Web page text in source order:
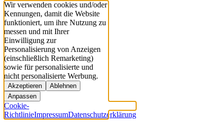
Wir verwenden cookies und/oder
Kennungen, damit die Website
funktioniert, um ihre Nutzung zu
messen und mit Ihrer
Einwilligung zur
Personalisierung von Anzeigen
(einschließlich Remarketing)
sowie für personalisierte und
nicht personalisierte Werbung.
Akzeptieren
Ablehnen
Anpassen
Cookie-
RichtlinieImpressumDatenschutzerklärung